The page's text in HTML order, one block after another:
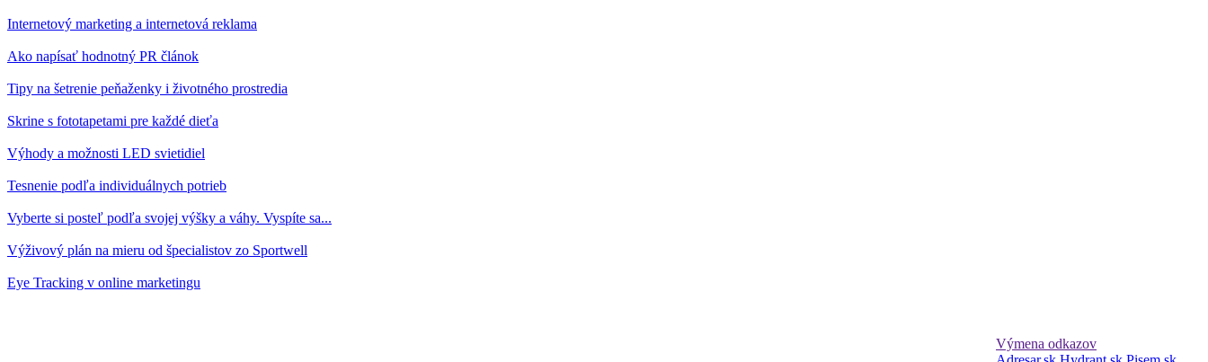
Internetový marketing a internetová reklama
Ako napísať hodnotný PR článok
Tipy na šetrenie peňaženky i životného prostredia
Skrine s fototapetami pre každé dieťa
Výhody a možnosti LED svietidiel
Tesnenie podľa individuálnych potrieb
Vyberte si posteľ podľa svojej výšky a váhy. Vyspíte sa...
Výživový plán na mieru od špecialistov zo Sportwell
Eye Tracking v online marketingu
Výmena odkazov